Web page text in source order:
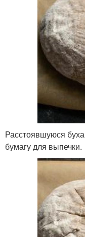
Расстоявшуюся
бумагу для выпечки.